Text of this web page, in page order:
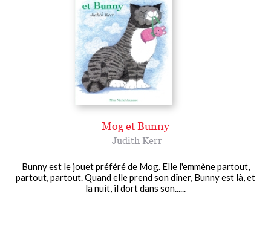
Mog et Bunny
Judith Kerr
Bunny est le jouet préféré de Mog. Elle l'emmène partout,
partout, partout. Quand elle prend son dîner, Bunny est là, et
la nuit, il dort dans son......